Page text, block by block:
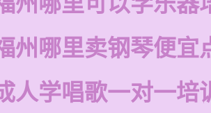
州哪里卖钢琴便宜
人学唱歌一对一培